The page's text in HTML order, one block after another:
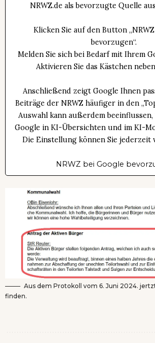
NRWZ.de als bevorzugte Quelle
Klicken Sie auf den Button
bevorzugen“.
Melden Sie sich bei Bedarf mit Ihrem
Aktivieren Sie das Kästchen
Anschließend zeigt Google Ihnen
Beiträge der NRWZ häufiger in den
Auswahl kann außerdem
Google in KI-Übersichten und im KI-
Die Einstellung können Sie jederzeit
NRWZ bei Google
Aus dem Protokoll vom 6. Juni 2024.
finden.